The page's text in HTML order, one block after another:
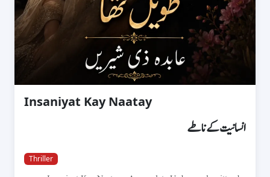
Insaniyat Kay Naatay
انسانیت کے ناطے
Thriller